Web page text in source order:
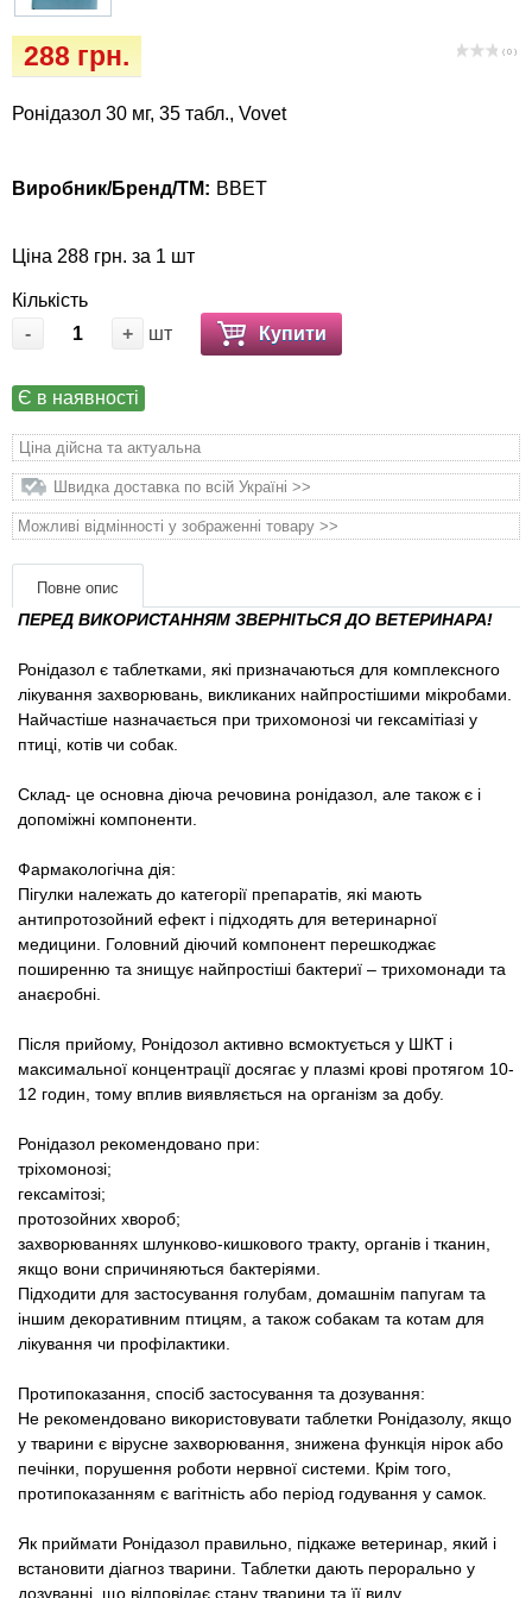
( 0 )
288 грн.
Ронідазол 30 мг, 35 табл., Vovet
Виробник/Бренд/ТМ: ВВЕТ
Ціна 288 грн. за 1 шт
Кількість
-
+ шт Купити
Є в наявності
Ціна дійсна та актуальна
Швидка доставка по всій Україні >>
Можливі відмінності у зображенні товару >>
Повне опис
ПЕРЕД ВИКОРИСТАННЯМ ЗВЕРНІТЬСЯ ДО ВЕТЕРИНАРА!
Ронідазол є таблетками, які призначаються для комплексного
лікування захворювань, викликаних найпростішими мікробами.
Найчастіше назначається при трихомонозі чи гексамітіазі у
птиці, котів чи собак.
Склад- це основна діюча речовина ронідазол, але також є і
допоміжні компоненти.
Фармакологічна дія:
Пігулки належать до категорії препаратів, які мають
антипротозойний ефект і підходять для ветеринарної
медицини. Головний діючий компонент перешкоджає
поширенню та знищує найпростіші бактериї – трихомонади та
анаєробні.
Після прийому, Ронідозол активно всмоктується у ШКТ і
максимальної концентрації досягає у плазмі крові протягом 10-
12 годин, тому вплив виявляється на організм за добу.
Ронідазол рекомендовано при:
тріхомонозі;
гексамітозі;
протозойних хвороб;
захворюваннях шлунково-кишкового тракту, органів і тканин,
якщо вони спричиняються бактеріями.
Підходити для застосування голубам, домашнім папугам та
іншим декоративним птицям, а також собакам та котам для
лікування чи профілактики.
Протипоказання, спосіб застосування та дозування:
Не рекомендовано використовувати таблетки Ронідазолу, якщо
у тварини є вірусне захворювання, знижена функція нірок або
печінки, порушення роботи нервної системи. Крім того,
протипоказанням є вагітність або період годування у самок.
Як приймати Ронідазол правильно, підкаже ветеринар, який і
встановити діагноз тварини. Таблетки дають перорально у
дозуванні, що відповідає стану тварини та її виду.
Ласощі та корми
собак
Лежаки, будиночки, охолоджуючи
Одяг та взуття
Перенесення, сумки, клітини
Післяопераційні засоби та витратні
Подарункові сертифікати
Товари для голубів
Товари для гризунів
Товари для коней
Товари для людей
Хозряд - господарчі товари оптом
Архів / Знято з виробництва